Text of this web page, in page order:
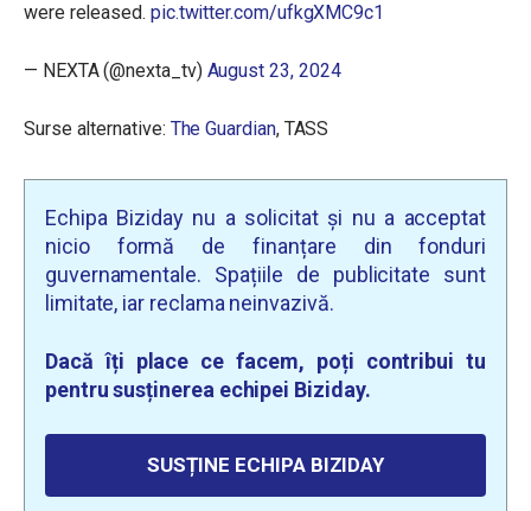
were released. pic.twitter.com/ufkgXMC9c1
— NEXTA (@nexta_tv) August 23, 2024
Surse alternative: The Guardian, TASS
Echipa Biziday nu a solicitat și nu a acceptat
nicio formă de finanțare din fonduri
guvernamentale. Spațiile de publicitate sunt
limitate, iar reclama neinvazivă.
Dacă îți place ce facem, poți contribui tu
pentru susținerea echipei Biziday.
SUSȚINE ECHIPA BIZIDAY